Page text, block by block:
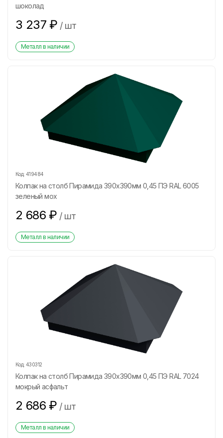
шоколад
3 237 ₽ / шт
Металл в наличии
Код: 419484
Колпак на столб Пирамида 390х390мм 0,45 ПЭ RAL 6005
зеленый мох
2 686 ₽ / шт
Металл в наличии
Код: 430312
Колпак на столб Пирамида 390х390мм 0,45 ПЭ RAL 7024
мокрый асфальт
2 686 ₽ / шт
Металл в наличии